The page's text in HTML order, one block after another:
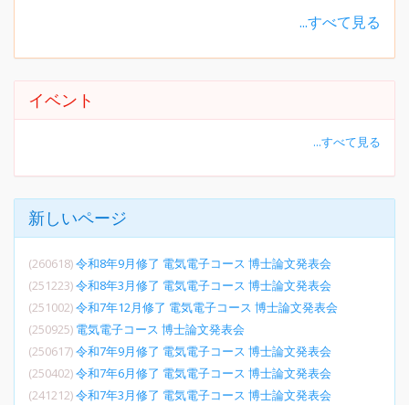
...すべて見る
イベント
...すべて見る
新しいページ
(260618)令和8年9月修了 電気電子コース 博士論文発表会
(251223)令和8年3月修了 電気電子コース 博士論文発表会
(251002)令和7年12月修了 電気電子コース 博士論文発表会
(250925) 電気電子コース 博士論文発表会
(250617)令和7年9月修了 電気電子コース 博士論文発表会
(250402)令和7年6月修了 電気電子コース 博士論文発表会
(241212)令和7年3月修了 電気電子コース 博士論文発表会